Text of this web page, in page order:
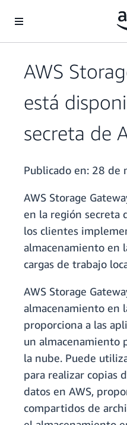
AWS
está
secreta de
Publicado en: 28 de
AWS Storage
en la región secreta
los clientes
almacenamiento en
cargas de trabajo
AWS Storage
almacenamiento en
proporciona a las
un almacenamiento
la nube. Puede
para realizar copias
datos en AWS,
compartidos de